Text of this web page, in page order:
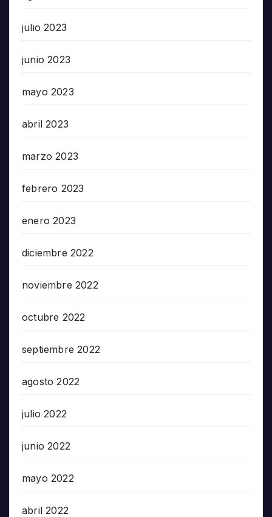
julio 2023
junio 2023
mayo 2023
abril 2023
marzo 2023
febrero 2023
enero 2023
diciembre 2022
noviembre 2022
octubre 2022
septiembre 2022
agosto 2022
julio 2022
junio 2022
mayo 2022
abril 2022